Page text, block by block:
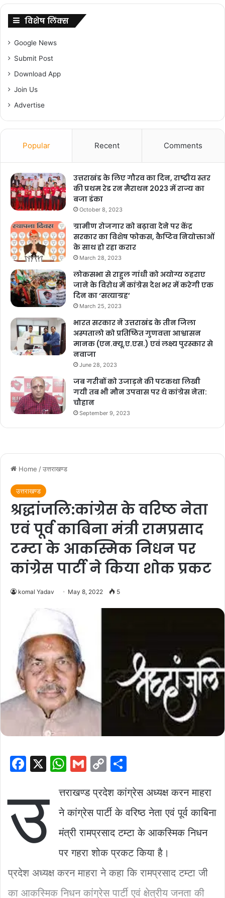
विशेष लिंक्स
Google News
Submit Post
Download App
Join Us
Advertise
Popular Recent Comments
उत्तराखंड के लिए गौरव का दिन, राष्ट्रीय स्तर
की प्रथम रेड रन मैराथन 2023 में राज्य का
बजा डंका
October 8, 2023
ग्रामीण रोजगार को बढ़ावा देने पर केंद्र
सरकार का विशेष फोकस, कैप्टिव नियोक्ताओं
के साथ हो रहा करार
March 28, 2023
लोकसभा से राहुल गांधी को अयोग्य ठहराए
जाने के विरोध में कांग्रेस देश भर में करेगी एक
दिन का ‘सत्याग्रह’
March 25, 2023
भारत सरकार ने उत्तराखंड के तीन जिला
अस्पतालो को प्रतिष्ठित गुणवत्ता आश्वासन
मानक (एन.क्यू.ए.एस.) एवं लक्ष्य पुरस्कार से
नवाजा
June 28, 2023
जब गरीबों को उजाड़ने की पटकथा लिखी
गयी तब भी मौन उपवास पर थे कांग्रेस नेता:
चौहान
September 9, 2023